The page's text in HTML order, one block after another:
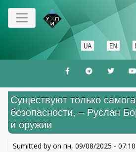
Перейти
основного
Существуют только
безопасности, – Руслан
и оружии
Sumitted by on пн, 09/08/2025 - 07:10